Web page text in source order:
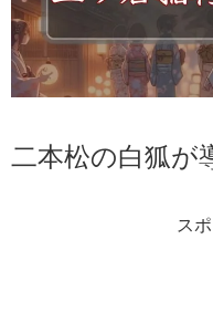
二本松の白狐が
ス